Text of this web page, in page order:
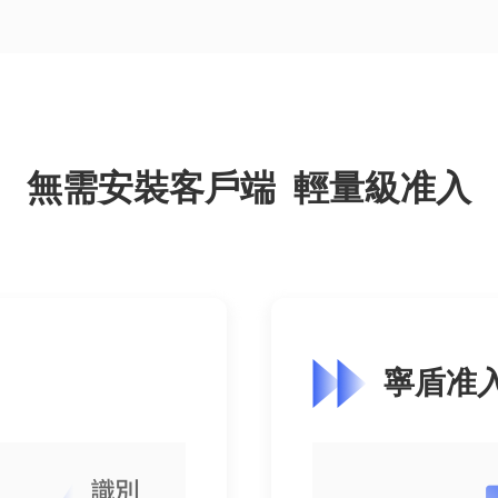
無需安裝客戶端 輕量級准入
寧盾准